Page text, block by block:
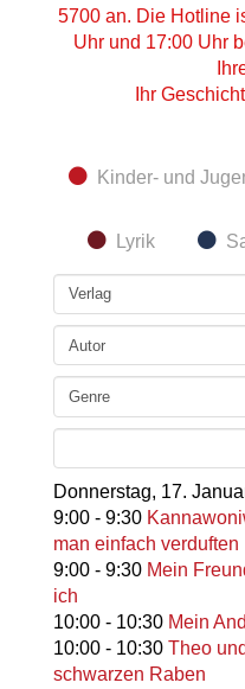
5700 an. Die Hotline
Uhr und 17:00 Uhr
Ihr
Kinder- und
Lyrik
Donnerstag, 17.
9:00- 9:30
man einfach verduften
9:00- 9:30 Mein
ich
10:00- 10:30 Mein
10:00- 10:30 Theo
schwarzen Raben